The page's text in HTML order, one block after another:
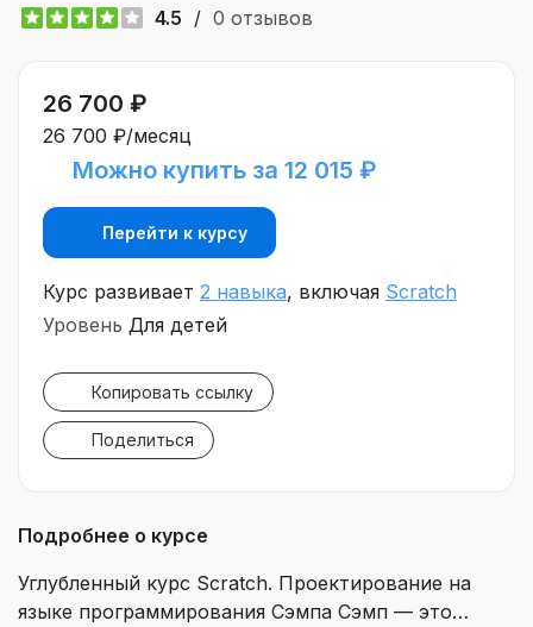
4.5 / 0 отзывов
26 700 ₽
26 700 ₽/месяц
Можно купить за 12 015 ₽
Перейти к курсу
Курс развивает 2 навыка, включая Scratch
Уровень Для детей
Копировать ссылку
Поделиться
Подробнее о курсе
Углубленный курс Scratch. Проектирование на
языке программирования Сэмпа Сэмп — это